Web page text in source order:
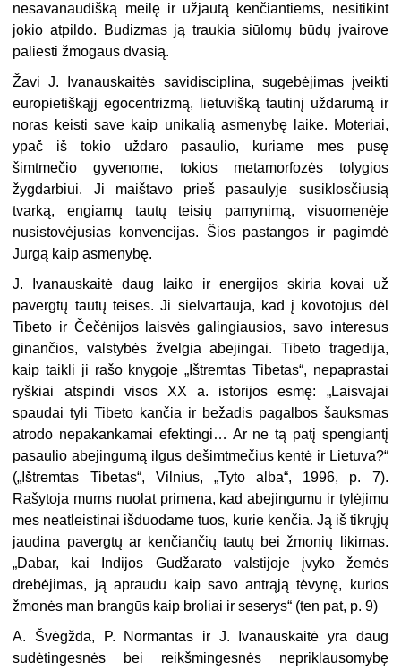
nesavanaudišką meilę ir užjautą kenčiantiems, nesitikint
jokio atpildo. Budizmas ją traukia siūlomų būdų įvairove
paliesti žmogaus dvasią.
Žavi J. Ivanauskaitės savidisciplina, sugebėjimas įveikti
europietiškąįj egocentrizmą, lietuvišką tautinį uždarumą ir
noras keisti save kaip unikalią asmenybę laike. Moteriai,
ypač iš tokio uždaro pasaulio, kuriame mes pusę
šimtmečio gyvenome, tokios metamorfozės tolygios
žygdarbiui. Ji maištavo prieš pasaulyje susiklosčiusią
tvarką, engiamų tautų teisių pamynimą, visuomenėje
nusistovėjusias konvencijas. Šios pastangos ir pagimdė
Jurgą kaip asmenybę.
J. Ivanauskaitė daug laiko ir energijos skiria kovai už
pavergtų tautų teises. Ji sielvartauja, kad į kovotojus dėl
Tibeto ir Čečėnijos laisvės galingiausios, savo interesus
ginančios, valstybės žvelgia abejingai. Tibeto tragedija,
kaip taikli ji rašo knygoje „Ištremtas Tibetas“, nepaprastai
ryškiai atspindi visos XX a. istorijos esmę: „Laisvajai
spaudai tyli Tibeto kančia ir bežadis pagalbos šauksmas
atrodo nepakankamai efektingi… Ar ne tą patį spengiantį
pasaulio abejingumą ilgus dešimtmečius kentė ir Lietuva?“
(„Ištremtas Tibetas“, Vilnius, „Tyto alba“, 1996, p. 7).
Rašytoja mums nuolat primena, kad abejingumu ir tylėjimu
mes neatleistinai išduodame tuos, kurie kenčia. Ją iš tikrųjų
jaudina pavergtų ar kenčiančių tautų bei žmonių likimas.
„Dabar, kai Indijos Gudžarato valstijoje įvyko žemės
drebėjimas, ją apraudu kaip savo antrąją tėvynę, kurios
žmonės man brangūs kaip broliai ir seserys“ (ten pat, p. 9)
A. Švėgžda, P. Normantas ir J. Ivanauskaitė yra daug
sudėtingesnės bei reikšmingesnės nepriklausomybę